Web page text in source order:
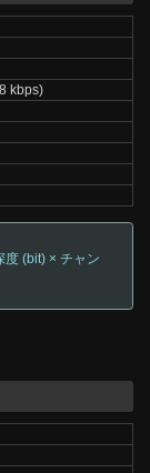
kbps)
度 (bit) × チャン